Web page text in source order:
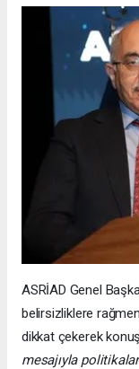
ASRİAD Genel
belirsizliklere
dikkat çekerek
mesajıyla